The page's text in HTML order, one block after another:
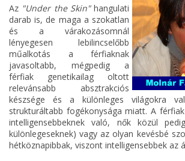
Az "Under the Skin"hangulati
darab is, de maga a szokatlan
és a várakozásomnál
lényegesen lebilincselőbb
műalkotás a férfiaknak
javasoltabb, mégpedig a
férfiak genetikailag oltott
relevánsabb absztrakciós
készsége és a különleges világokra
strukturáltabb fogékonysága miatt. A
intelligensebbeknek való, nők közül
különlegeseknek) vagy az olyan kevésbé
hétköznapibbak, viszont intelligensebbek az